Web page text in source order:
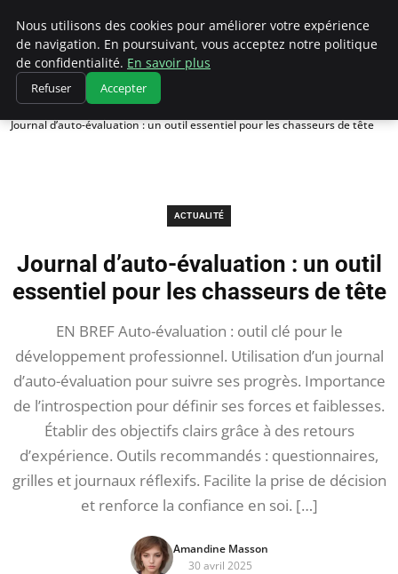
Chasseur De Tête
Accueil
Actualité
Journal d’auto-évaluation : un outil essentiel pour les chasseurs de tête
ACTUALITÉ
Journal d’auto-évaluation : un outil
essentiel pour les chasseurs de tête
EN BREF Auto-évaluation : outil clé pour le
développement professionnel. Utilisation d’un journal
d’auto-évaluation pour suivre ses progrès. Importance
de l’introspection pour définir ses forces et faiblesses.
Établir des objectifs clairs grâce à des retours
d’expérience. Outils recommandés : questionnaires,
grilles et journaux réflexifs. Facilite la prise de décision
et renforce la confiance en soi. […]
Amandine Masson
30 avril 2025
Nous utilisons des cookies pour améliorer votre expérience
de navigation. En poursuivant, vous acceptez notre politique
de confidentialité. En savoir plus
Refuser Accepter